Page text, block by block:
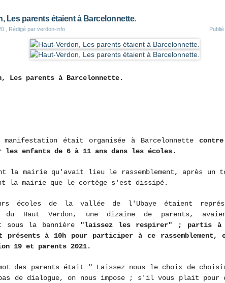
Les parents étaient à Barcelonnette.
, Rédigé par verdon-info
Les parents à Barcelonnette.
manifestation était organisée à Barcelonnette
les enfants de 6 à 11 ans dans les écoles.
la mairie qu'avait lieu le rassemblement, après un
la mairie que le cortège s'est dissipé.
écoles de la vallée de l'Ubaye étaient
du Haut Verdon, une dizaine de parents,
sous la bannière "laissez les respirer" ; partis à
à 10h pour participer à ce rassemblement,
19 et parents 2021.
des parents était " Laissez nous le choix de
de dialogue, on nous impose ; s'il vous plait pour